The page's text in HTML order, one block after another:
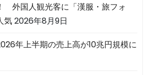
外国人観光客に「漢服・旅フォ
気2026年8月9日
年上半期の売上高が10兆円規模に